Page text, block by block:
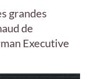
grandes
de
Executive